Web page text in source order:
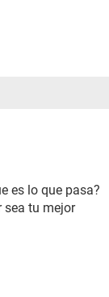
es lo que pasa?
sea tu mejor